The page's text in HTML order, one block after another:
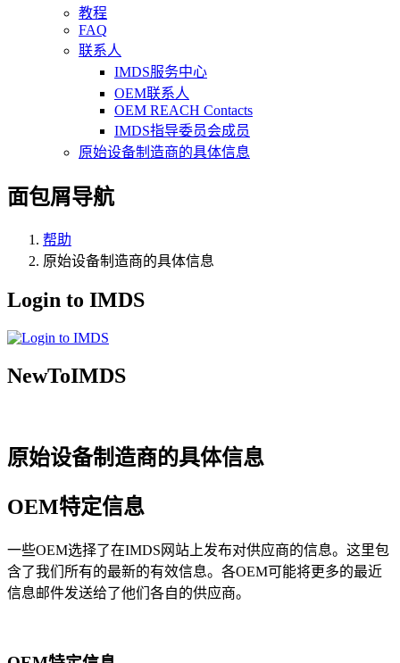
教程
FAQ
联系人
IMDS服务中心
OEM联系人
OEM REACH Contacts
IMDS指导委员会成员
原始设备制造商的具体信息
面包屑导航
帮助
原始设备制造商的具体信息
Login to IMDS
NewToIMDS
原始设备制造商的具体信息
OEM特定信息
一些OEM选择了在IMDS网站上发布对供应商的信息。这里包
含了我们所有的最新的有效信息。各OEM可能将更多的最近
信息邮件发送给了他们各自的供应商。